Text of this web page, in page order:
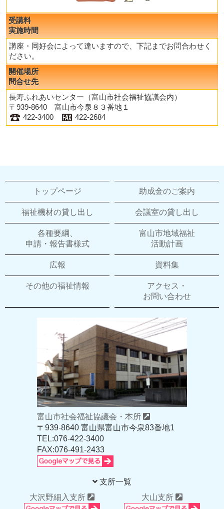
受講料
実施時間
講座・同好会によって違いますので、下記までお問合わせく
ださい。
開催場所
問合せ先
長寿ふれあいセンター（富山市社会福祉協議会内）
〒939-8640 富山市今泉８３番地１
422-3400
422-2684
トップページ 助成金のご案内
福祉機材の貸し出し 会議室の貸し出し
各種要綱、
申請・報告書様式
富山市地域福祉
活動計画
広報 資料集
その他の福祉情報
アクセス・
お問い合わせ
富山市社会福祉協議会・本所
〒939-8640 富山県富山市今泉83番地1
TEL:076-422-3400
FAX:076-491-2433
支所一覧
大沢野細入支所
大山支所